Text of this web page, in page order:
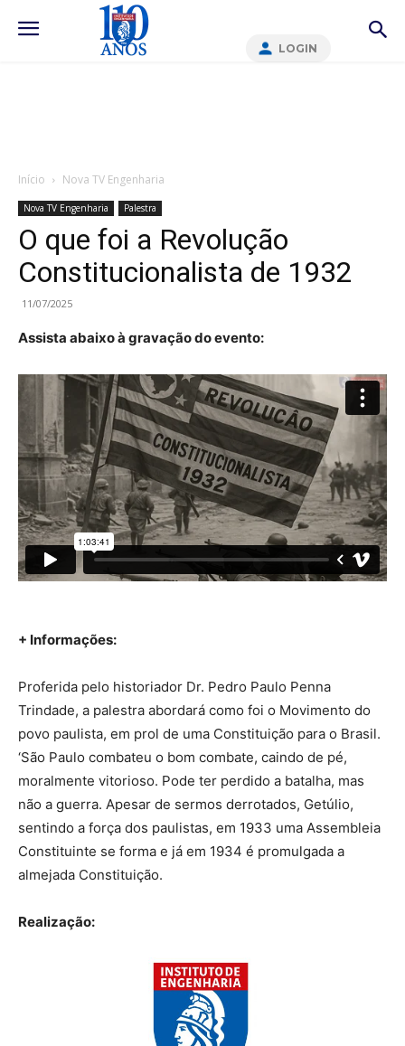
LOGIN
Início Nova TV Engenharia
Nova TV Engenharia Palestra
O que foi a Revolução
Constitucionalista de 1932
11/07/2025
Assista abaixo à gravação do evento:
+ Informações:
Proferida pelo historiador Dr. Pedro Paulo Penna
Trindade, a palestra abordará como foi o Movimento do
povo paulista, em prol de uma Constituição para o Brasil.
‘São Paulo combateu o bom combate, caindo de pé,
moralmente vitorioso. Pode ter perdido a batalha, mas
não a guerra. Apesar de sermos derrotados, Getúlio,
sentindo a força dos paulistas, em 1933 uma Assembleia
Constituinte se forma e já em 1934 é promulgada a
almejada Constituição.
Realização: